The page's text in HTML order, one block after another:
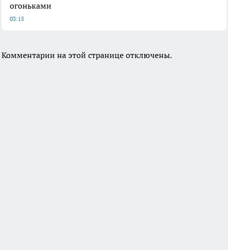
огоньками
03:15
Комментарии на этой странице отключены.